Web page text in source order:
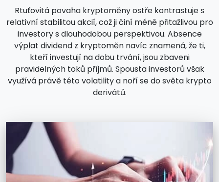
Rtuťovitá povaha kryptoměny ostře kontrastuje s
relativní stabilitou akcií, což ji činí méně přitažlivou pro
investory s dlouhodobou perspektivou. Absence
výplat dividend z kryptoměn navíc znamená, že ti,
kteří investují na dobu trvání, jsou zbaveni
pravidelných toků příjmů. Spousta investorů však
využívá právě této volatility a noří se do světa krypto
derivátů.